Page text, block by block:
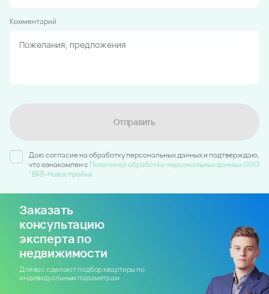
Комментарий
Отправить
Даю согласие на обработку персональных данных и подтверждаю,
что ознакомлен c Политикой обработки персональных данных ООО
"ВКБ-Новостройки
Заказать
консультацию
эксперта по
недвижимости
Для вас сделают подбор квартиры по
индивидуальным параметрам